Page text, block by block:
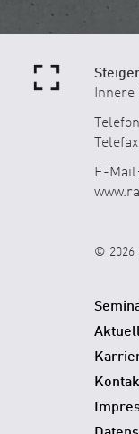
Telefon
E-Mail:
© 2026